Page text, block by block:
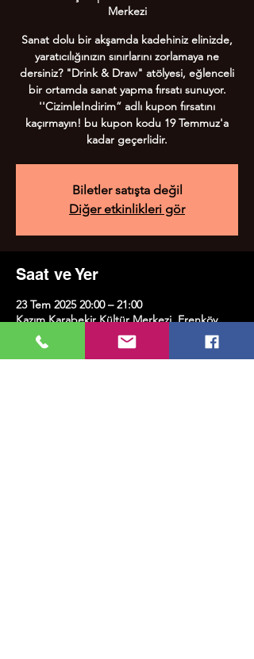
Merkezi
Sanat dolu bir akşamda kadehiniz elinizde,
yaratıcılığınızın sınırlarını zorlamaya ne
dersiniz? "Drink & Draw" atölyesi, eğlenceli
bir ortamda sanat yapma fırsatı sunuyor.
''CizimleIndirim” adlı kupon fırsatını
kaçırmayın! bu kupon kodu 19 Temmuz'a
kadar geçerlidir.
Biletler satışta değil
Diğer etkinlikleri gör
Saat ve Yer
23 Tem 2025 20:00 – 21:00
Kazım Karabekir Kültür Merkezi, Erenköy,
Kazım Karabekirpaşa Sok. No:8 D:16, 34738
Kadıköy/İstanbul, Türkiye